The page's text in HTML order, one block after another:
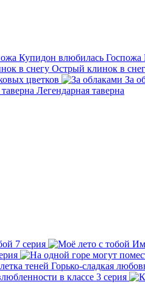
Госпожа
Острый клинок в
цветков
За
Легендарная таверна
7 серия
Горько-сладкая
в классе 3 серия